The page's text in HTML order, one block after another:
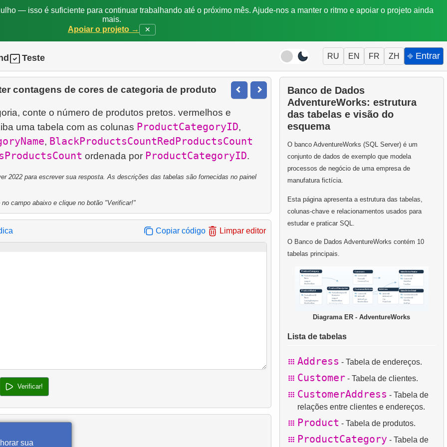
— isso é suficiente para continuar trabalhando até o próximo mês. Ajude-nos a manter o ritmo e apoiar o projeto ainda
mais.
Apoiar o projeto →
✕
Teste RU EN FR ZH ⎆ Entrar
contagens de cores de categoria de produto
conte o número de produtos pretos. vermelhos e
uma tabela com as colunas ProductCategoryID,
, BlackProductsCountRedProductsCount
ordenada por ProductCategoryID
2022 para escrever sua resposta. As descrições das tabelas são fornecidas no painel
campo abaixo e clique no botão "Verificar!"
Copiar código Limpar editor
Verificar!
Banco de Dados
AdventureWorks: estrutura
das tabelas e visão do
esquema
O banco AdventureWorks (SQL Server) é um
conjunto de dados de exemplo que modela
processos de negócio de uma empresa de
manufatura fictícia.
Esta página apresenta a estrutura das tabelas,
colunas-chave e relacionamentos usados para
estudar e praticar SQL.
O Banco de Dados AdventureWorks contém 10
tabelas principais.
Diagrama ER - AdventureWorks
Lista de tabelas
Address - Tabela de endereços.
Customer - Tabela de clientes.
CustomerAddress - Tabela de
relações entre clientes e endereços.
Product - Tabela de produtos.
ProductCategory - Tabela de
sua